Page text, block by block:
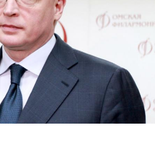
в губернаторы
Леонидовича
проект